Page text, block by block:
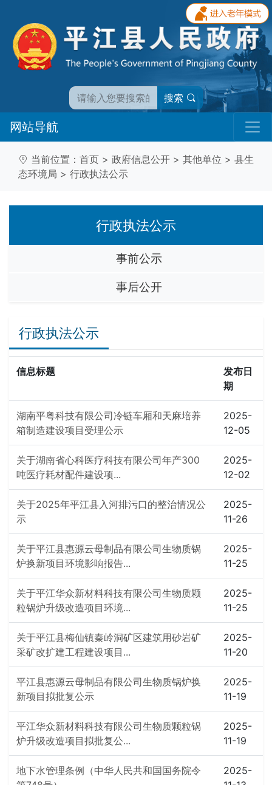
搜索
网站导航
当前位置： 首页 > 政府信息公开 > 其他单位 > 县生
态环境局 > 行政执法公示
行政执法公示
事前公示
事后公开
行政执法公示
信息标题
发布日
期
湖南平粤科技有限公司冷链车厢和天麻培养
箱制造建设项目受理公示
2025-
12-05
关于湖南省心科医疗科技有限公司年产300
吨医疗耗材配件建设项...
2025-
12-02
关于2025年平江县入河排污口的整治情况公
示
2025-
11-26
关于平江县惠源云母制品有限公司生物质锅
炉换新项目环境影响报告...
2025-
11-25
关于平江华众新材料科技有限公司生物质颗
粒锅炉升级改造项目环境...
2025-
11-25
关于平江县梅仙镇秦岭洞矿区建筑用砂岩矿
采矿改扩建工程建设项目...
2025-
11-20
平江县惠源云母制品有限公司生物质锅炉换
新项目拟批复公示
2025-
11-19
平江华众新材料科技有限公司生物质颗粒锅
炉升级改造项目拟批复公...
2025-
11-19
地下水管理条例（中华人民共和国国务院令
2025-